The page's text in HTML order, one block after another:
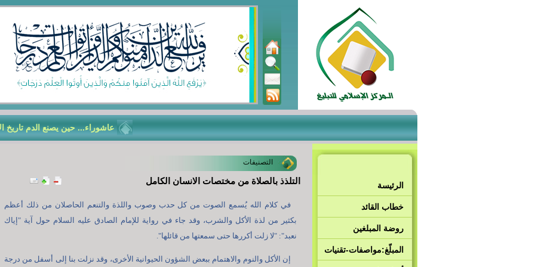
عاشوراء... حين يصنع الدم تاريخ
الرئيسة
خطاب القائد
روضة المبلغين
المبلّغ:مواصفات-تقنيات
التصنيفات
التلذذ بالصلاة من مختصات الانسان الكامل
في كلام الله يُسمع الصوت من كل حدب وصوب واللذة والتنعم الحاصلان من ذلك أعظم
بكثير من لذة الأكل والشرب، وقد جاء في رواية للإمام الصادق عليه السلام حول آية "إياك
نعبد": "لا زلت أكررها حتى سمعتها من قائلها".
إن الأكل والنوم والاهتمام ببعض الشؤون الحيوانية الأخرى، وقد نزلت بنا إلى أسفل من درجة